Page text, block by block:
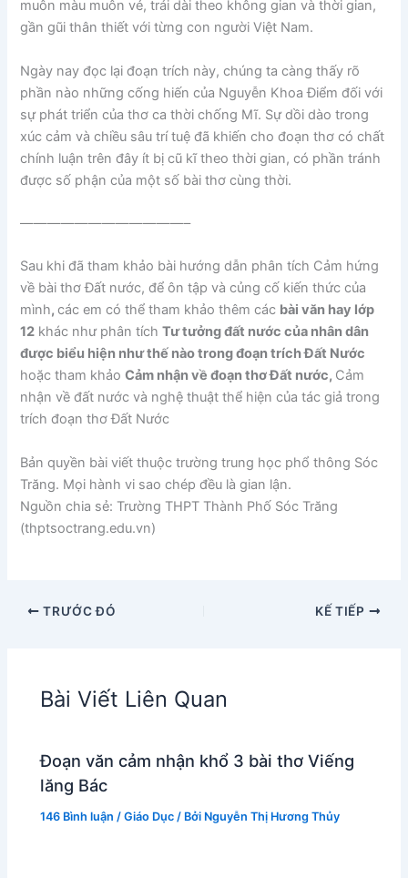
muôn màu muôn vẻ, trải dài theo không gian và thời gian,
gần gũi thân thiết với từng con người Việt Nam.
Ngày nay đọc lại đoạn trích này, chúng ta càng thấy rõ
phần nào những cống hiến của Nguyễn Khoa Điểm đối với
sự phát triển của thơ ca thời chống Mĩ. Sự dồi dào trong
xúc cảm và chiều sâu trí tuệ đã khiến cho đoạn thơ có chất
chính luận trên đây ít bị cũ kĩ theo thời gian, có phần tránh
được số phận của một số bài thơ cùng thời.
————————————–
Sau khi đã tham khảo bài hướng dẫn phân tích Cảm hứng
về bài thơ Đất nước, để ôn tập và củng cố kiến thức của
mình,các em có thể tham khảo thêm các bài văn hay lớp
12 khác như phân tíchTư tưởng đất nước của nhân dân
được biểu hiện như thế nào trong đoạn trích Đất Nước
hoặc tham khảoCảm nhận về đoạn thơ Đất nước, Cảm
nhận về đất nước và nghệ thuật thể hiện của tác giả trong
trích đoạn thơ Đất Nước
Bản quyền bài viết thuộc trường trung học phổ thông Sóc
Trăng. Mọi hành vi sao chép đều là gian lận.
Nguồn chia sẻ: Trường THPT Thành Phố Sóc Trăng
(thptsoctrang.edu.vn)
TRƯỚC ĐÓ KẾ TIẾP
Bài Viết Liên Quan
Đoạn văn cảm nhận khổ 3 bài thơ Viếng
lăng Bác
146 Bình luận /Giáo Dục / Bởi Nguyễn Thị Hương Thủy